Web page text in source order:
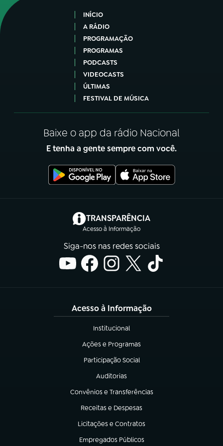
INÍCIO
A RÁDIO
PROGRAMAÇÃO
PROGRAMAS
PODCASTS
VIDEOCASTS
ÚLTIMAS
FESTIVAL DE MÚSICA
Baixe o app da rádio Nacional
E tenha a gente sempre com você.
TRANSPARÊNCIA
Acesso à Informação
(abre em nova aba)
Siga-nos nas redes sociais
Acesso à Informação
Institucional
(abre em nova aba)
Ações e Programas
(abre em nova aba)
Participação Social
(abre em nova aba)
Auditorias
(abre em nova aba)
Convênios e Transferências
(abre em nova aba)
Receitas e Despesas
(abre em nova aba)
Licitações e Contratos
(abre em nova aba)
Empregados Públicos
(abre em nova aba)